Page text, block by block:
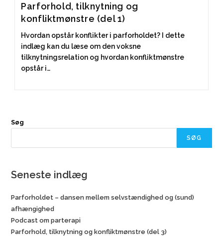
Parforhold, tilknytning og
konfliktmønstre (del 1)
Hvordan opstår konflikter i parforholdet? I dette
indlæg kan du læse om den voksne
tilknytningsrelation og hvordan konfliktmønstre
opstår i…
Søg
SØG
Seneste indlæg
Parforholdet – dansen mellem selvstændighed og (sund)
afhængighed
Podcast om parterapi
Parforhold, tilknytning og konfliktmønstre (del 3)